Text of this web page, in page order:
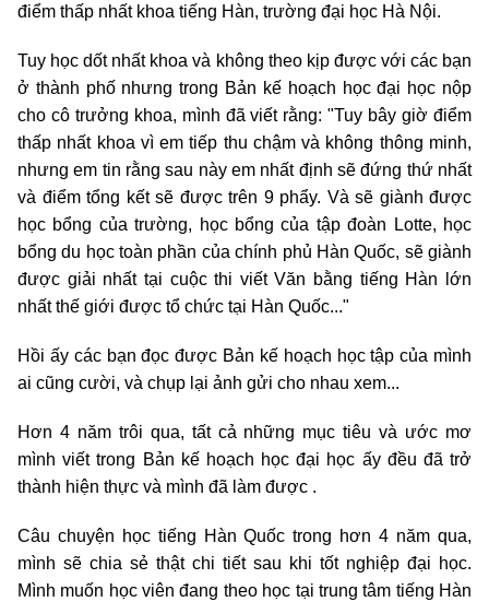
điểm thấp nhất khoa tiếng Hàn, trường đại học Hà Nội.
Tuy học dốt nhất khoa và không theo kịp được với các bạn
ở thành phố nhưng trong Bản kế hoạch học đại học nộp
cho cô trưởng khoa, mình đã viết rằng: "Tuy bây giờ điểm
thấp nhất khoa vì em tiếp thu chậm và không thông minh,
nhưng em tin rằng sau này em nhất định sẽ đứng thứ nhất
và điểm tổng kết sẽ được trên 9 phẩy. Và sẽ giành được
học bổng của trường, học bổng của tập đoàn Lotte, học
bổng du học toàn phần của chính phủ Hàn Quốc, sẽ giành
được giải nhất tại cuộc thi viết Văn bằng tiếng Hàn lớn
nhất thế giới được tổ chức tại Hàn Quốc..."
Hồi ấy các bạn đọc được Bản kế hoạch học tập của mình
ai cũng cười, và chụp lại ảnh gửi cho nhau xem...
Hơn 4 năm trôi qua, tất cả những mục tiêu và ước mơ
mình viết trong Bản kế hoạch học đại học ấy đều đã trở
thành hiện thực và mình đã làm được .
Câu chuyện học tiếng Hàn Quốc trong hơn 4 năm qua,
mình sẽ chia sẻ thật chi tiết sau khi tốt nghiệp đại học.
Mình muốn học viên đang theo học tại trung tâm tiếng Hàn